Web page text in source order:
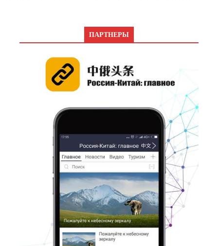
ПАРТНЕРЫ